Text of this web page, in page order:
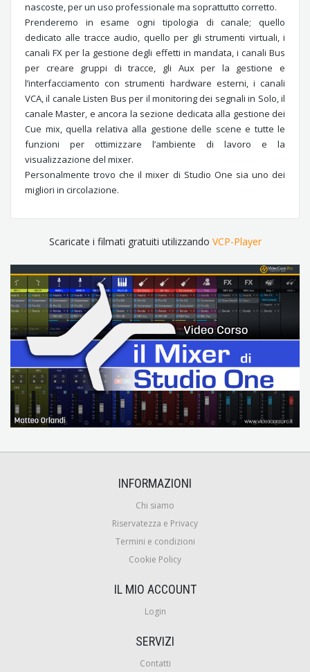
nascoste, per un uso professionale ma soprattutto corretto.
Prenderemo in esame ogni tipologia di canale; quello
dedicato alle tracce audio, quello per gli strumenti virtuali, i
canali FX per la gestione degli effetti in mandata, i canali Bus
per creare gruppi di tracce, gli Aux per la gestione e
l’interfacciamento con strumenti hardware esterni, i canali
VCA, il canale Listen Bus per il monitoring dei segnali in Solo, il
canale Master, e ancora la sezione dedicata alla gestione dei
Cue mix, quella relativa alla gestione delle scene e tutte le
funzioni per ottimizzare l’ambiente di lavoro e la
visualizzazione del mixer.
Personalmente trovo che il mixer di Studio One sia uno dei
migliori in circolazione.
Scaricate i filmati gratuiti utilizzando VCP-Player
INFORMAZIONI
Chi siamo
Riservatezza e Privacy
Termini e condizioni
Cookie Policy
IL MIO ACCOUNT
Login
SERVIZI
Contatti